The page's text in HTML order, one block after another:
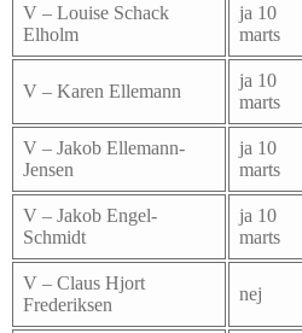
V – Louise Schack
Elholm
ja 10
marts
V – Karen Ellemann
ja 10
marts
V – Jakob Ellemann-
Jensen
ja 10
marts
V – Jakob Engel-
Schmidt
ja 10
marts
V – Claus Hjort
Frederiksen
nej